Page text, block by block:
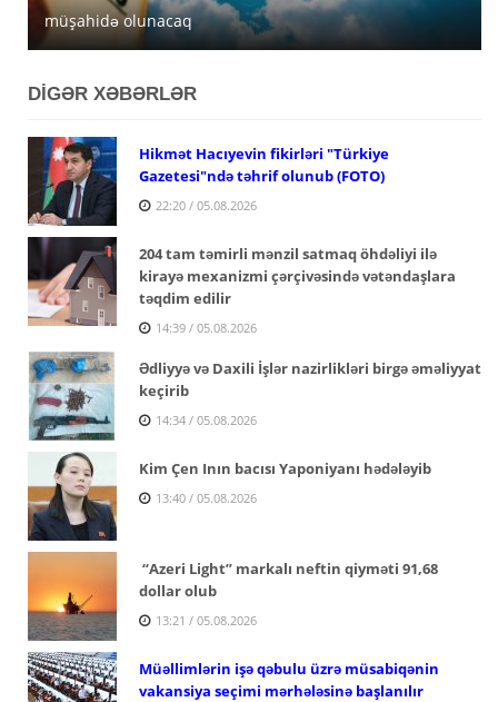
müşahidə olunacaq
açıqlanıb
satışa çıxarır
DİGƏR XƏBƏRLƏR
Hikmət Hacıyevin fikirləri "Türkiye
Gazetesi"ndə təhrif olunub (FOTO)
22:20 / 05.08.2026
204 tam təmirli mənzil satmaq öhdəliyi ilə
kirayə mexanizmi çərçivəsində vətəndaşlara
təqdim edilir
14:39 / 05.08.2026
Ədliyyə və Daxili İşlər nazirlikləri birgə əməliyyat
keçirib
14:34 / 05.08.2026
Kim Çen Inın bacısı Yaponiyanı hədələyib
13:40 / 05.08.2026
“Azeri Light” markalı neftin qiyməti 91,68
dollar olub
13:21 / 05.08.2026
Müəllimlərin işə qəbulu üzrə müsabiqənin
vakansiya seçimi mərhələsinə başlanılır